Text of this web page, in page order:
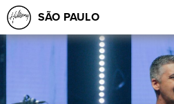
SÃO PAULO